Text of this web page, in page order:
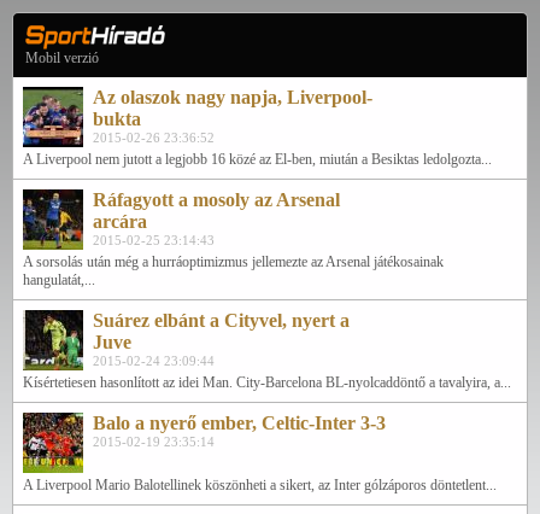
Mobil verzió
Az olaszok nagy napja, Liverpool-
bukta
2015-02-26 23:36:52
A Liverpool nem jutott a legjobb 16 közé az El-ben, miután a Besiktas ledolgozta...
Ráfagyott a mosoly az Arsenal
arcára
2015-02-25 23:14:43
A sorsolás után még a hurráoptimizmus jellemezte az Arsenal játékosainak
hangulatát,...
Suárez elbánt a Cityvel, nyert a
Juve
2015-02-24 23:09:44
Kísértetiesen hasonlított az idei Man. City-Barcelona BL-nyolcaddöntő a tavalyira, a...
Balo a nyerő ember, Celtic-Inter 3-3
2015-02-19 23:35:14
A Liverpool Mario Balotellinek köszönheti a sikert, az Inter gólzáporos döntetlent...